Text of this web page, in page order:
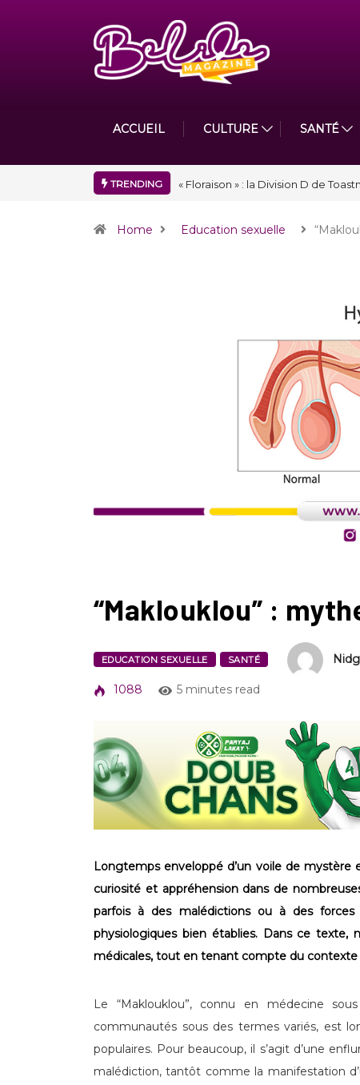
ACCUEIL CULTURE SANTÉ
TRENDING Nidger F. Judson Paul
Home Education sexuelle
“Maklouklou” :
EDUCATION SEXUELLE SANTÉ
1088 5 minutes read
Longtemps enveloppé d’un voile de mystère
curiosité et appréhension dans de
parfois à des malédictions ou à des
physiologiques bien établies. Dans ce texte,
médicales, tout en tenant compte du
Le “Maklouklou”, connu en médecine
communautés sous des termes variés, est
populaires. Pour beaucoup, il s’agit d’une
malédiction, tantôt comme la manifestation